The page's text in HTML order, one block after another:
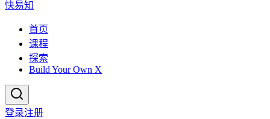
快易知
首页
课程
探索
Build Your Own X
登录注册